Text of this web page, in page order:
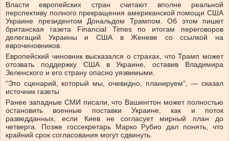
Власти европейских стран считают вполне реальной
перспективу полного прекращения американской помощи США
Украине президентом Дональдом Трампом. Об этом пишет
британская газета Financial Times по итогам переговоров
делегаций Украины и США в Женеве со ссылкой на
еврочиновников.
Европейский чиновник высказался о страхах, что Трамп может
отозвать поддержку США в Украине, оставив Владимира
Зеленского и его страну опасно уязвимыми.
“Это сценарий, который мы, очевидно, планируем”, — сказал
источник газеты
Ранее западные СМИ писали, что Вашингтон может полностью
остановить военные поставки Украине, как и поток
разведданных, если Киев не согласует мирный план до
четверга. Позже госсекретарь Марко Рубио дал понять, что
крайний срок согласования могут сдвинуть.